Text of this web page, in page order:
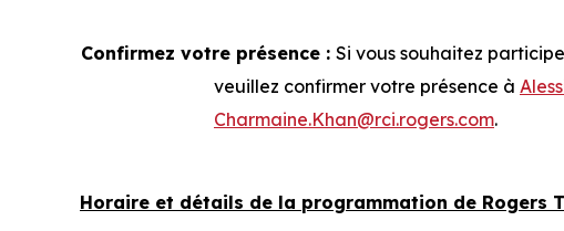
Confirmez votre présence : Si vous souhaitez
veuillez confirmer votre présence à
Charmaine.Khan@rci.rogers.com.
Horaire et détails de la programmation de Rogers